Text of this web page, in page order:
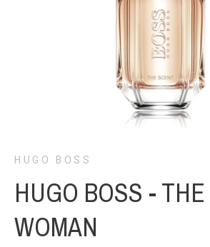
HUGO BOSS
HUGO BOSS -
WOMAN